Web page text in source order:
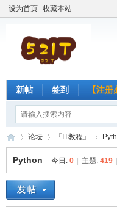
设为首页 收藏本站
新帖 签到 【注册
»
论坛
›
『IT教程』
Python 今日: 0 主题: 419